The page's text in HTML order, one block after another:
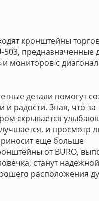
кронштейны
503, предназначенные
мониторов с
детали помогут
радости. Зная, что за
скрывается
и просмотр
еще больше
от BURO,
станут
расположения